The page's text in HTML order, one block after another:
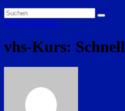
Region Straubing
vhs-Kurs: